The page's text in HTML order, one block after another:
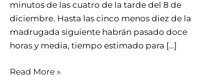
minutos de las cuatro de la tarde del 8 de
diciembre. Hasta las cinco menos diez de la
madrugada siguiente habrán pasado doce
horas y media, tiempo estimado para […]
Read More »